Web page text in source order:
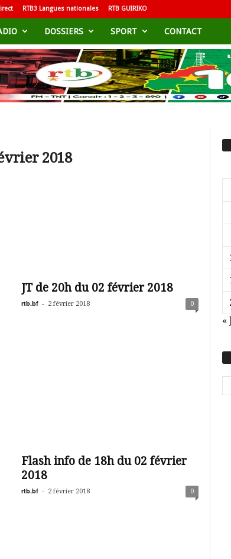
RTB3 Langues nationales RTB GUIRIKO
DOSSIERS SPORT CONTACT
2018
JT de 20h du 02 février 2018
rtb.bf - 2 février 2018 0
Flash info de 18h du 02 février
2018
rtb.bf - 2 février 2018 0
«